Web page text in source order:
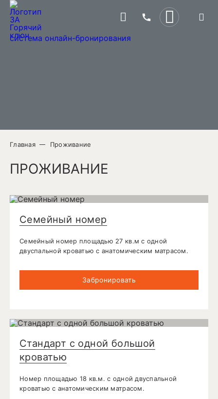
ПРОГРАММА ЛОЯЛЬНОСТИ
+7 861 593-99-23
Краснодарский край,ул. Вокзальная площадь, 10Б
система онлайн-бронирования
Главная Проживание
ПРОЖИВАНИЕ
Семейный номер
Семейный номер площадью 27 кв.м с одной
двуспальной кроватью с анатомическим матрасом.
Забронировать
Стандарт с одной большой
кроватью
Номер площадью 18 кв.м. с одной двуспальной
кроватью с анатомическим матрасом.